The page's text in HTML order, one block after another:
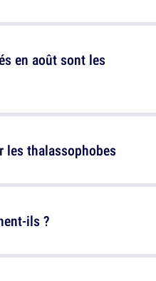
en août sont les
ils ?
les thalassophobes